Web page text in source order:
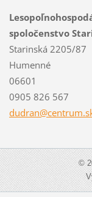
spoločenstvo
Starinská 2205/87
Humenné
06601
0905 826 567
dudran@centrum.s
©